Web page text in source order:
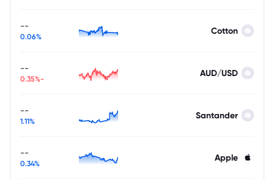
Cotton
--
0.06%
AUD/USD
--
-0.35%
Santander
--
1.11%
Apple
--
0.34%